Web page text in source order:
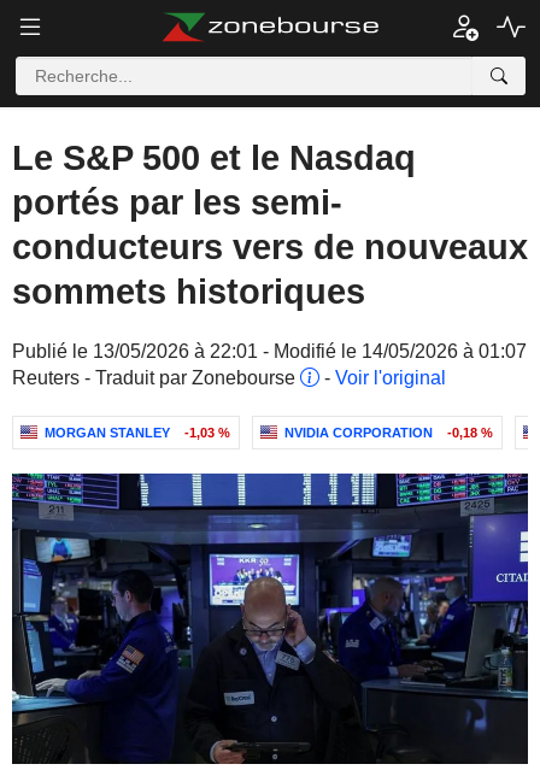
Le S&P 500 et le Nasdaq
portés par les semi-
conducteurs vers de nouveaux
sommets historiques
Publié le 13/05/2026 à 22:01 - Modifié le 14/05/2026 à 01:07
Reuters - Traduit par Zonebourse
- Voir l'original
MORGAN STANLEY -1,03 % NVIDIA CORPORATION -0,18 %